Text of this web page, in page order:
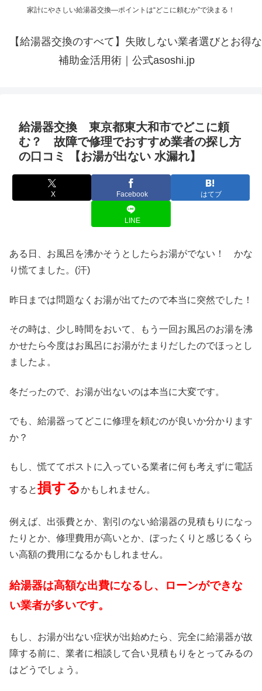
家計にやさしい給湯器交換—ポイントは“どこに頼むか”で決まる！
【給湯器交換のすべて】失敗しない業者選びとお得な
補助金活用術｜公式asoshi.jp
給湯器交換 東京都東大和市でどこに頼
む？ 故障で修理でおすすめ業者の探し方
の口コミ 【お湯が出ない 水漏れ】
X Facebook はてブ
LINE
ある日、お風呂を沸かそうとしたらお湯がでない！ かな
り慌てました。(汗)
昨日までは問題なくお湯が出てたので本当に突然でした！
その時は、少し時間をおいて、もう一回お風呂のお湯を沸
かせたら今度はお風呂にお湯がたまりだしたのでほっとし
ましたよ。
冬だったので、お湯が出ないのは本当に大変です。
でも、給湯器ってどこに修理を頼むのが良いか分かります
か？
もし、慌ててポストに入っている業者に何も考えずに電話
すると損するかもしれません。
例えば、出張費とか、割引のない給湯器の見積もりになっ
たりとか、修理費用が高いとか、ぼったくりと感じるくら
い高額の費用になるかもしれません。
給湯器は高額な出費になるし、ローンができな
い業者が多いです。
もし、お湯が出ない症状が出始めたら、完全に給湯器が故
障する前に、業者に相談して合い見積もりをとってみるの
はどうでしょう。